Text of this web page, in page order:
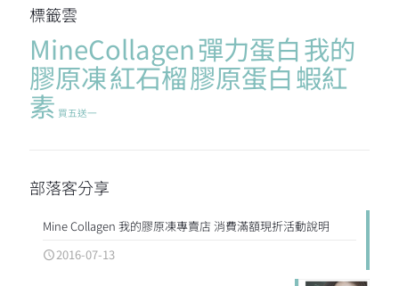
標籤雲
MineCollagen彈力蛋白我的
膠原凍紅石榴膠原蛋白蝦紅
素 買五送一
部落客分享
Mine Collagen 我的膠原凍專賣店 消費滿額現折活動說明
2016-07-13